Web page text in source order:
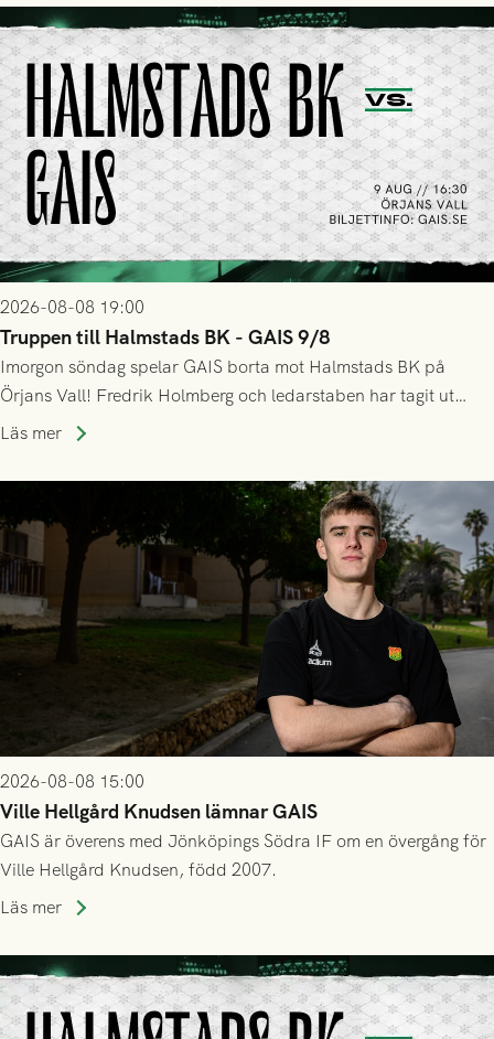
2026-08-08 19:00
Truppen till Halmstads BK - GAIS 9/8
Imorgon söndag spelar GAIS borta mot Halmstads BK på
Örjans Vall! Fredrik Holmberg och ledarstaben har tagit ut
följande trupp till matchen:
Läs mer
2026-08-08 15:00
Ville Hellgård Knudsen lämnar GAIS
GAIS är överens med Jönköpings Södra IF om en övergång för
Ville Hellgård Knudsen, född 2007.
Läs mer